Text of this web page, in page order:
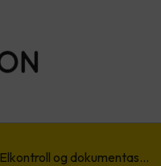
Elkontroll og dokumentas…